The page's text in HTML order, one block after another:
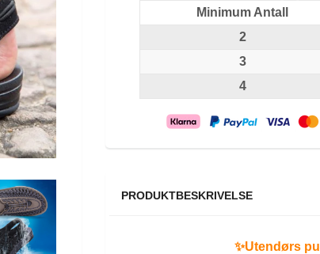
Minimum Antall
2
3
4
PRODUKTBESKRIVELSE
✨Utendørs